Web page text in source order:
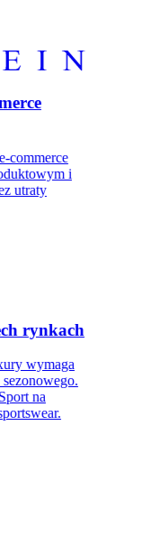
commerce
i
utraty
rynkach
wymaga
na